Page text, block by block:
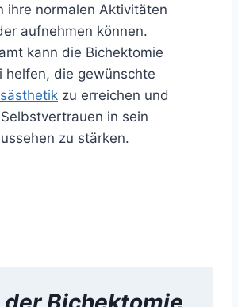
ihre normalen Aktivitäten
aufnehmen können.
kann die Bichektomie
helfen, die gewünschte
zu erreichen und
in sein
zu stärken.